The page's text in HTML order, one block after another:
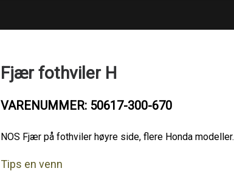
Fjær fothviler H
VARENUMMER: 50617-300-670
NOS Fjær på fothviler høyre side, flere Honda modeller.
Tips en venn